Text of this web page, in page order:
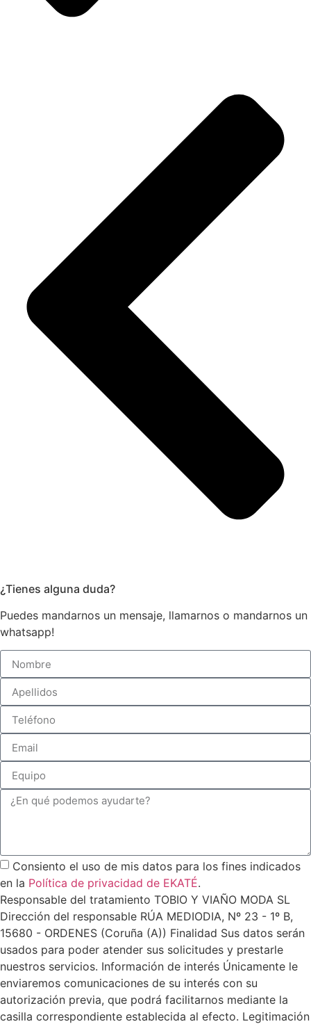
¿Tienes alguna duda?
Puedes mandarnos un mensaje, llamarnos o mandarnos un
whatsapp!
Consiento el uso de mis datos para los fines indicados
en la Política de privacidad de EKATÉ.
Responsable del tratamiento TOBIO Y VIAÑO MODA SL
Dirección del responsable RÚA MEDIODIA, Nº 23 - 1º B,
15680 - ORDENES (Coruña (A)) Finalidad Sus datos serán
usados para poder atender sus solicitudes y prestarle
nuestros servicios. Información de interés Únicamente le
enviaremos comunicaciones de su interés con su
autorización previa, que podrá facilitarnos mediante la
casilla correspondiente establecida al efecto. Legitimación